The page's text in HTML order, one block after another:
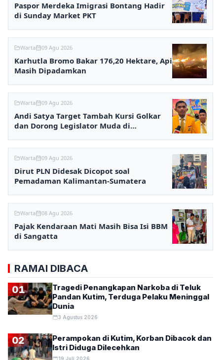
Paspor Merdeka Imigrasi Bontang Hadir
di Sunday Market PKT
Warta 09 Agu 2026
Karhutla Bromo Bakar 176,20 Hektare, Api
Masih Dipadamkan
Warta 09 Agu 2026
Andi Satya Target Tambah Kursi Golkar
dan Dorong Legislator Muda di
Warta 09 Agu 2026
Dirut PLN Didesak Dicopot soal
Pemadaman Kalimantan-Sumatera
Warta 08 Agu 2026
Pajak Kendaraan Mati Masih Bisa Isi BBM
di Sangatta
RAMAI DIBACA
01
Tragedi Penangkapan Narkoba di Teluk
Pandan Kutim, Terduga Pelaku Meninggal
Dunia
3 Agustus 2026
02
Perampokan di Kutim, Korban Dibacok dan
Istri Diduga Dilecehkan
19 Juli 2026